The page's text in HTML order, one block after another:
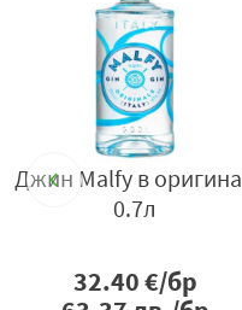
в оригинал
€/бр